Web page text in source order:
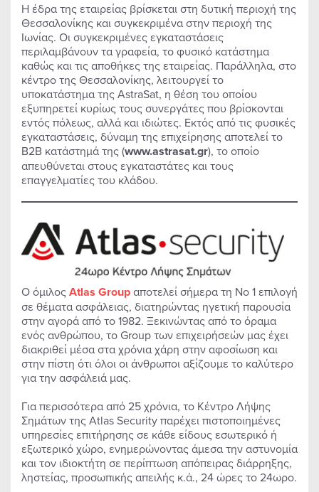
Η έδρα της εταιρείας βρίσκεται στη δυτική περιοχή της
Θεσσαλονίκης και συγκεκριμένα στην περιοχή της
Ιωνίας. Οι συγκεκριμένες εγκαταστάσεις
περιλαμβάνουν τα γραφεία, το φυσικό κατάστημα
καθώς και τις αποθήκες της εταιρείας. Παράλληλα, στο
κέντρο της Θεσσαλονίκης, λειτουργεί το
υποκατάστημα της AstraSat, η θέση του οποίου
εξυπηρετεί κυρίως τους συνεργάτες που βρίσκονται
εντός πόλεως, αλλά και ιδιώτες. Εκτός από τις φυσικές
εγκαταστάσεις, δύναμη της επιχείρησης αποτελεί το
Β2Β κατάστημά της (www.astrasat.gr), το οποίο
απευθύνεται στους εγκαταστάτες και τους
επαγγελματίες του κλάδου.
Ο όμιλοςAtlas Groupαποτελεί σήμερα τη Νο 1 επιλογή
σε θέματα ασφάλειας, διατηρώντας ηγετική παρουσία
στην αγορά από το 1982. Ξεκινώντας από το όραμα
ενός ανθρώπου, το Group των επιχειρήσεών μας έχει
διακριθεί μέσα στα χρόνια χάρη στην αφοσίωση και
στην πίστη ότι όλοι οι άνθρωποι αξίζουμε το καλύτερο
για την ασφάλειά μας.
Για περισσότερα από 25 χρόνια, το Κέντρο Λήψης
Σημάτων της Atlas Security παρέχει πιστοποιημένες
υπηρεσίες επιτήρησης σε κάθε είδους εσωτερικό ή
εξωτερικό χώρο, ενημερώνοντας άμεσα την αστυνομία
και τον ιδιοκτήτη σε περίπτωση απόπειρας διάρρηξης,
ληστείας, προσωπικής απειλής κ.ά., 24 ώρες το 24ωρο.